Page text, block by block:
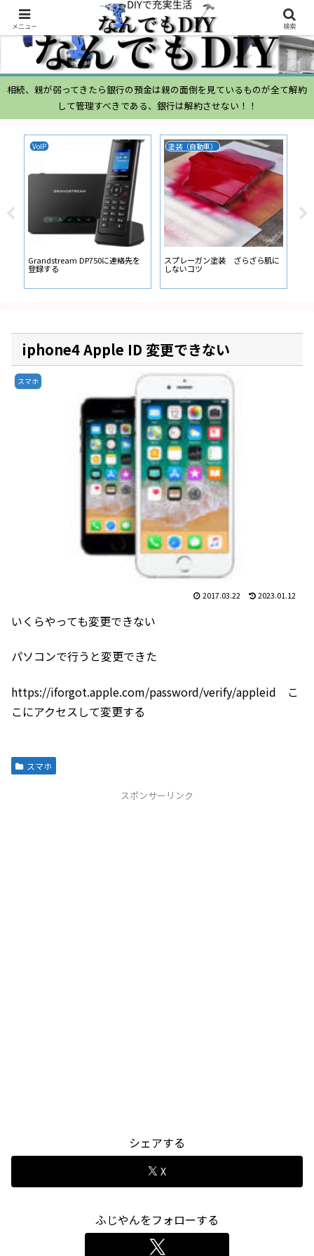
相続、親が弱ってきたら銀行の預金は親の面倒を見ているものが全て解約
して管理すべきである、銀行は解約させない！！
VoIP
Grandstream DP750に連絡先を
登録する
塗装（自動車）
スプレーガン塗装 ざらざら肌に
しないコツ
ム
iphone4 Apple ID 変更できない
スマホ
2017.03.22 2023.01.12
いくらやっても変更できない
パソコンで行うと変更できた
https://iforgot.apple.com/password/verify/appleid こ
こにアクセスして変更する
スマホ
スポンサーリンク
シェアする
X
ふじやんをフォローする
メニュー 検索